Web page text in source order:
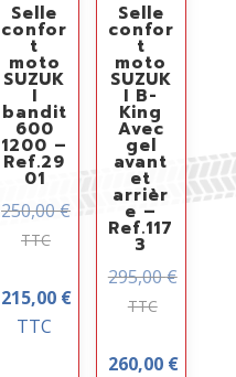
Selle
confor
t
moto
SUZUK
I
bandit
600
1200 –
Ref.29
01
250,00€
TTC
215,00 €
TTC
Selle
confor
t
moto
SUZUK
I B-
King
Avec
gel
avant
et
arrièr
e –
Ref.117
3
295,00€
TTC
260,00 €